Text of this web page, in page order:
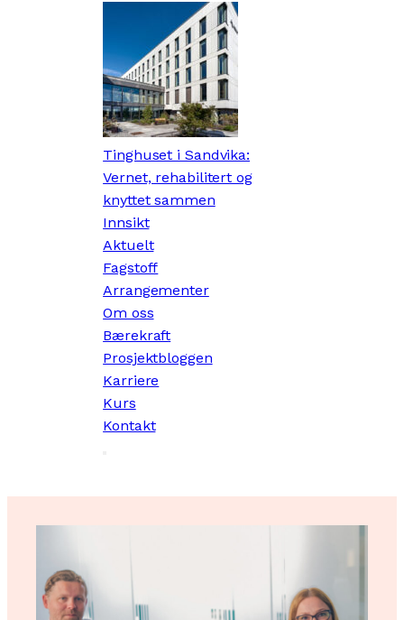
Tinghuset i Sandvika:
Vernet, rehabilitert og
knyttet sammen
Innsikt
Aktuelt
Fagstoff
Arrangementer
Om oss
Bærekraft
Prosjektbloggen
Karriere
Kurs
Kontakt